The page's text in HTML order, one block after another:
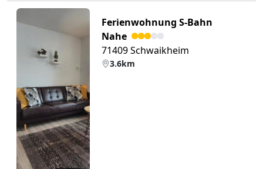
Zurück Weiter
Ferienwohnung S-Bahn
Nahe
71409 Schwaikheim
3.6km